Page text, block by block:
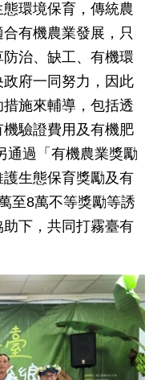
環境保育，傳統農
有機農業發展，只
治、缺工、有機環
府一同努力，因此
施來輔導，包括透
驗證費用及有機肥
通過「有機農業獎勵
生態保育獎勵及有
至8萬不等獎勵等誘
下，共同打霧臺有